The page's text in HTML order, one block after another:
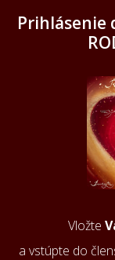
Prihlásenie
Vložte
a vstúpte do